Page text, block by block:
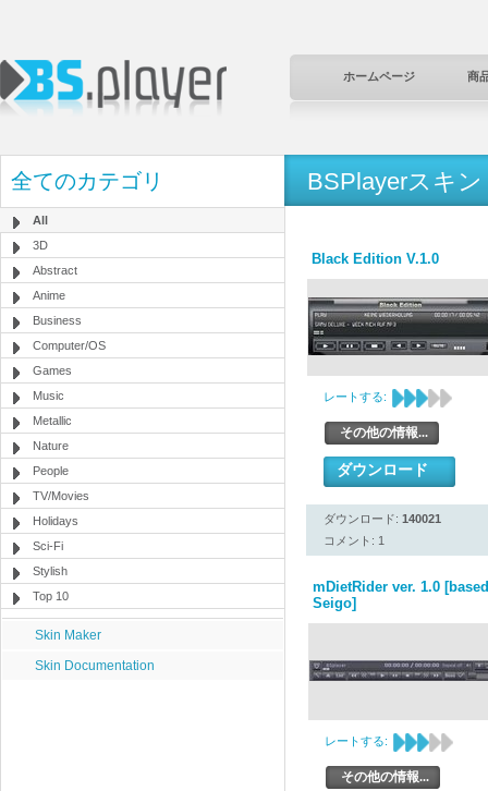
ホームページ 商
全てのカテゴリ
All
3D
Abstract
Anime
Business
Computer/OS
Games
Music
Metallic
Nature
People
TV/Movies
Holidays
Sci-Fi
Stylish
Top 10
Skin Maker
Skin Documentation
BSPlayerスキン
Black Edition V.1.0
レートする:
その他の情報...
ダウンロード
ダウンロード: 140021
コメント: 1
mDietRider ver. 1.0
Seigo]
レートする:
その他の情報...